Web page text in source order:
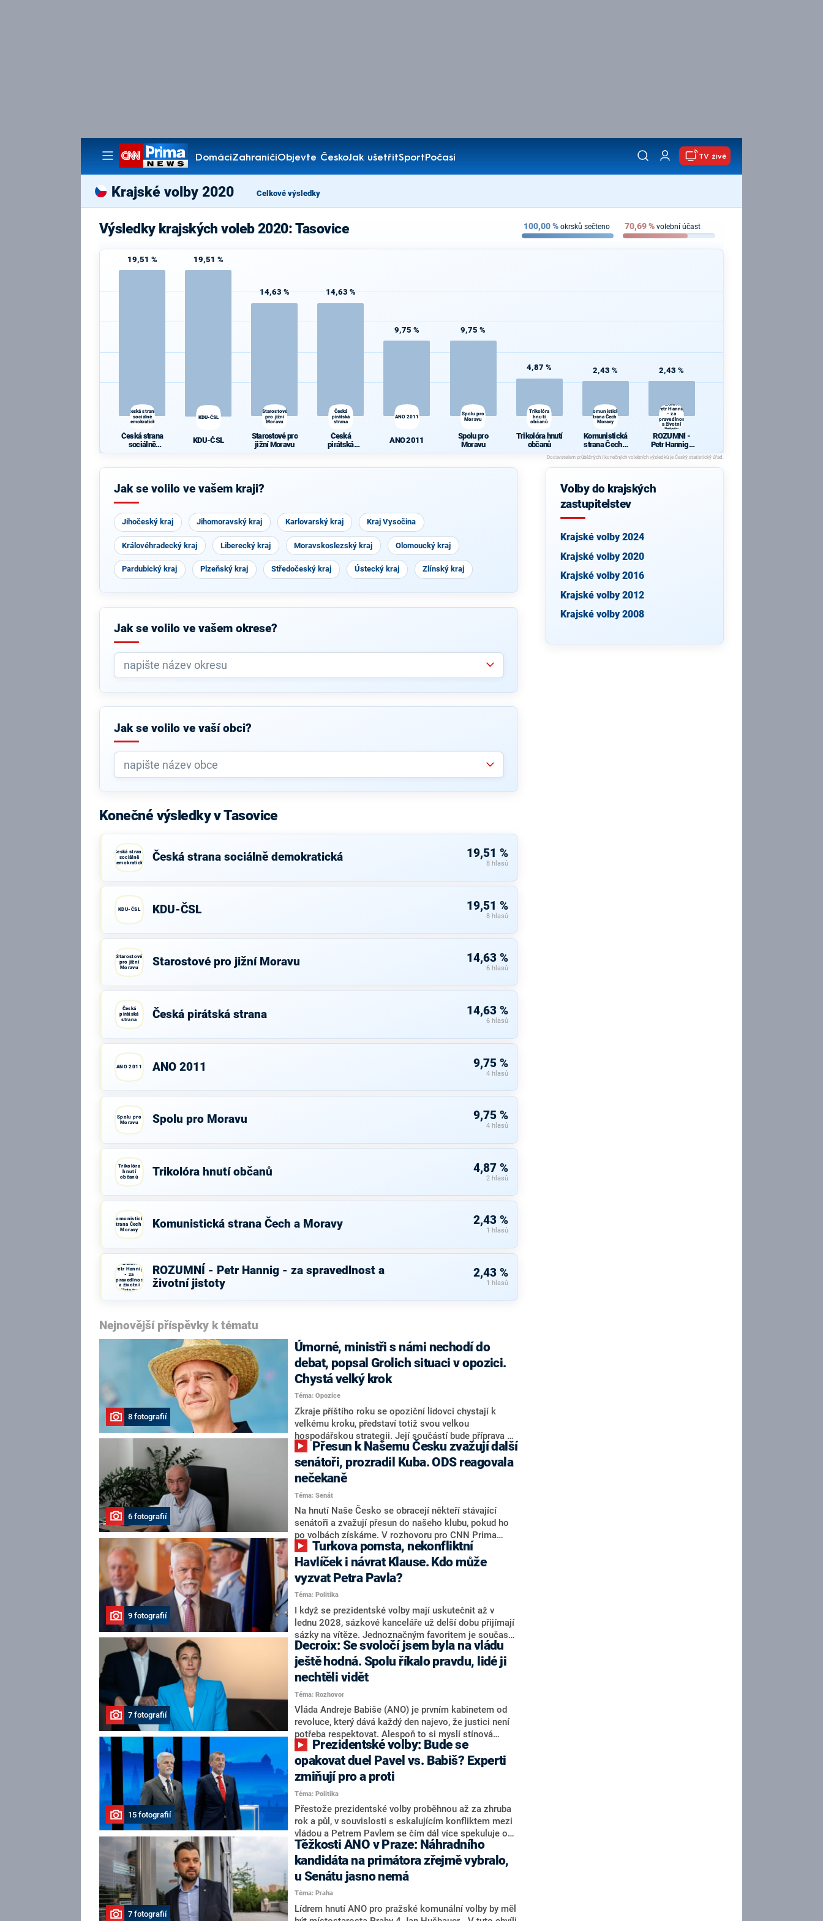
DomácíZahraničíObjevte ČeskoJak ušetřitSportPočasí
Pořady
TV živě
Krajské volby 2020 Celkové výsledky
Výsledky krajských voleb 2020: Tasovice 100,00% okrsků sečteno 70,69% volební účast
19,51 %
Česká strana
sociálně
demokratická
Česká strana
sociálně
19,51 %
KDU-ČSL
KDU-ČSL
14,63 %
Starostové
pro jižní
Moravu
Starostové pro
jižní Moravu
14,63 %
Česká
pirátská
strana
Česká
pirátská
9,75 %
ANO 2011
ANO 2011
9,75 %
Spolu pro
Moravu
Spolu pro
Moravu
4,87 %
Trikolóra
hnutí
občanů
Trikolóra hnutí
občanů
2,43 %
Komunistická
strana Čech a
Moravy
Komunistická
strana Čech a
Moravy
2,43 %
ROZUMNÍ -
Petr Hannig
- za
spravedlnost
a životní
jistoty
ROZUMNÍ -
Petr Hannig -
za
spravedlnost
a životní
Jak se volilo ve vašem kraji?
Jihočeský kraj Jihomoravský kraj Karlovarský kraj Kraj Vysočina
Královéhradecký kraj Liberecký kraj Moravskoslezský kraj Olomoucký kraj
Pardubický kraj Plzeňský kraj Středočeský kraj Ústecký kraj Zlínský kraj
Jak se volilo ve vašem okrese?
Jak se volilo ve vaší obci?
Konečné výsledky v Tasovice
Česká strana
sociálně
demokratická
Česká strana sociálně demokratická 19,51 %
8 hlasů
KDU-ČSL KDU-ČSL 19,51 %
8 hlasů
Starostové
pro jižní
Moravu
Starostové pro jižní Moravu 14,63 %
6 hlasů
Česká
pirátská
strana
Česká pirátská strana 14,63 %
6 hlasů
ANO 2011 ANO 2011 9,75 %
4 hlasů
Spolu pro
Moravu
Spolu pro Moravu 9,75 %
4 hlasů
Trikolóra
hnutí
občanů
Trikolóra hnutí občanů 4,87 %
2 hlasů
Komunistická
strana Čech a
Moravy
Komunistická strana Čech a Moravy 2,43 %
1 hlasů
ROZUMNÍ -
Petr Hannig
- za
spravedlnost
a životní
jistoty
ROZUMNÍ - Petr Hannig - za spravedlnost a
životní jistoty
2,43 %
1 hlasů
Nejnovější příspěvky k tématu
8 fotografií
Úmorné, ministři s námi nechodí do
debat, popsal Grolich situaci v opozici.
Chystá velký krok
Téma: Opozice
Zkraje příštího roku se opoziční lidovci chystají k
velkému kroku, představí totiž svou velkou
hospodářskou strategii. Její součástí bude příprava na
stárnutí populace, řekl ve středu na setkání s novináři
nový předseda lidovců Jan Grolich. Ten zároveň v
senátních volbách kandiduje ve Vyškově. Popsal i
aktivitu opozice, o níž vládní strany nebo političtí
komentátoři mluví jako o slabé a v defenzivě. „Je to
úmorná práce upozorňovat na chyby vlády. Ministři s
námi navíc nechodí do debat. Chceme ale ukazovat
svoje témata,“ odpověděl Grolich na dotaz CNN Prima
NEWS.
6 fotografií
senátoři, prozradil Kuba. ODS reagovala
nečekaně
Téma: Senát
Na hnutí Naše Česko se obracejí někteří stávající
senátoři a zvažují přesun do našeho klubu, pokud ho
po volbách získáme. V rozhovoru pro CNN Prima
NEWS to řekl zakladatel hnutí a jihočeský hejtman
Martin Kuba. Konkrétní nebyl, ale získat by takto mohl
například senátora Zdeňka Hrabu, který je dnes
součástí klubu ODS a TOP 09. Hraba to na dotaz
redakce nevyloučil. Předseda klubu senátorů ODS
Zdeněk Nytra redakci řekl, že počítá s odchodem
některých senátorů z klubu a že Naše Česko není
nepřítel, ale soupeř.
9 fotografií
Havlíček i návrat Klause. Kdo může
vyzvat Petra Pavla?
Téma: Politika
I když se prezidentské volby mají uskutečnit až v
lednu 2028, sázkové kanceláře už delší dobu přijímají
sázky na vítěze. Jednoznačným favoritem je současná
hlava státu Petr Pavel. Daleko za ním pak bookmakeři
zmiňují dva výrazné politiky ANO, tedy premiéra
Andreje Babiše a ministra průmyslu Karla Havlíčka.
Oblíbeným tipem samotných sázkařů je poslanec za
Motoristy Filip Turek. Politolog Jan Kubáček nicméně
o případné kandidatuře kohokoliv ze zmíněné trojice
značně pochybuje. Podle něj současná koalice dosud
nemá osobu, která by Pavlovi mohla konkurovat.
7 fotografií
Decroix: Se svoločí jsem byla na vládu
ještě hodná. Spolu říkalo pravdu, lidé ji
nechtěli vidět
Téma: Rozhovor
Vláda Andreje Babiše (ANO) je prvním kabinetem od
revoluce, který dává každý den najevo, že justici není
potřeba respektovat. Alespoň to si myslí stínová
ministryně spravedlnosti ODS Eva Decroix. V
rozhovoru pro CNN Prima NEWS si nebrala servítky
ohledně politického výkonu svého nástupce Jeronýma
Tejce (za ANO) či vládní zmocněnkyně pro lidská
práva Taťány Malé (ANO). Označením „svoloč“ na
adresu vlády prý byla ještě hodná. Decroix se také
vrátila k volební porážce koalice Spolu či promluvila o
hnutí Naše Česko Martina Kuby.
15 fotografií
opakovat duel Pavel vs. Babiš? Experti
zmiňují pro a proti
Téma: Politika
Přestože prezidentské volby proběhnou až za zhruba
rok a půl, v souvislosti s eskalujícím konfliktem mezi
vládou a Petrem Pavlem se čím dál více spekuluje o
tom, koho by do bitvy o Hrad mohla vyslat současná
koalice. Někteří političtí komentátoři znovu vytahují
jméno premiéra Andreje Babiše (ANO). Jak moc je
pravděpodobné, že se v prezidentských volbách 2028
bude znovu opakovat souboj z roku 2023?
7 fotografií
Těžkosti ANO v Praze: Náhradního
kandidáta na primátora zřejmě vybralo,
u Senátu jasno nemá
Téma: Praha
Lídrem hnutí ANO pro pražské komunální volby by měl
Volby do krajských
zastupitelstev
Krajské volby 2024
Krajské volby 2020
Krajské volby 2016
Krajské volby 2012
Krajské volby 2008